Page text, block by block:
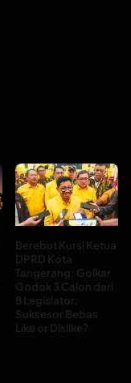
Berebut Kursi Ketua
DPRD Kota
Tangerang: Golkar
Godok 3 Calon dari
8 Legislator,
Suksesor Bebas
Like or Dislike?